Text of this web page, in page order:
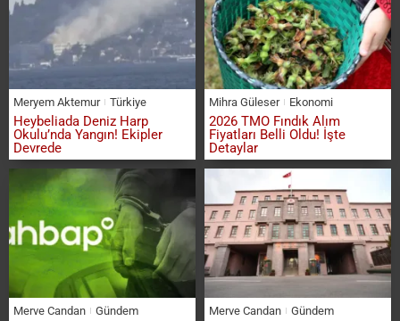
Meryem Aktemur Türkiye
Heybeliada Deniz Harp
Okulu’nda Yangın! Ekipler
Devrede
Mihra Güleser Ekonomi
2026 TMO Fındık Alım
Fiyatları Belli Oldu! İşte
Detaylar
Merve Candan Gündem Merve Candan Gündem